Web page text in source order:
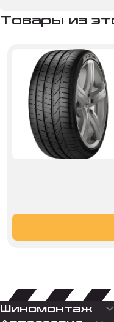
Товары из
Шиномонтаж keyboard_arrow_down